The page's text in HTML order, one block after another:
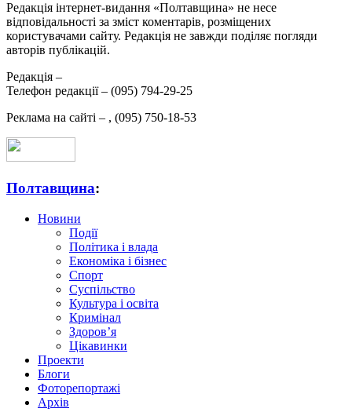
Редакція інтернет-видання «Полтавщина» не несе
відповідальності за зміст коментарів, розміщених
користувачами сайту. Редакція не завжди поділяє погляди
авторів публікацій.
Редакція –
Телефон редакції – (095) 794-29-25
Реклама на сайті – , (095) 750-18-53
Полтавщина:
Новини
Події
Політика і влада
Економіка і бізнес
Спорт
Суспільство
Культура і освіта
Кримінал
Здоров’я
Цікавинки
Проекти
Блоги
Фоторепортажі
Архів